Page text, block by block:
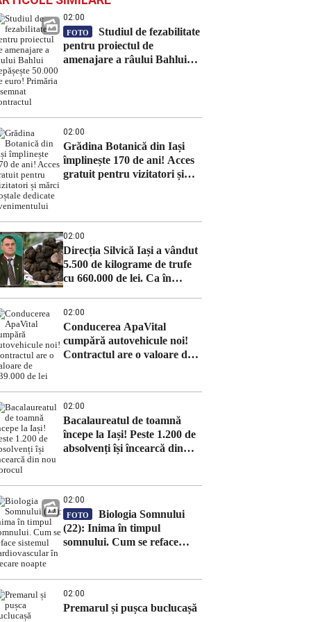
02:00
FOTO
Studiul de fezabilitate
pentru proiectul de
amenajare a râului Bahlui
02:00
Grădina Botanică din Iași
împlinește 170 de ani! Acces
gratuit pentru vizitatori și
02:00
Direcția Silvică Iași a vândut
5.500 de kilograme de trufe
cu 660.000 de lei. Ca în
Europa, în special în Italia
02:00
Conducerea ApaVital
cumpără autovehicule noi!
Contractul are o valoare de
02:00
Bacalaureatul de toamnă
începe la Iași! Peste 1.200 de
absolvenți își încearcă din
02:00
FOTO
Biologia Somnului
(22): Inima în timpul
somnului. Cum se reface
02:00
Premarul și pușca buclucașă